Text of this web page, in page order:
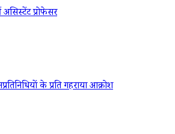
असिस्टेंट प्रोफेसर
के प्रति गहराया आक्रोश